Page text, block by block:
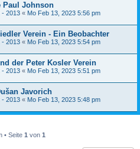
Paul Johnson
- 2013 « Mo Feb 13, 2023 5:56 pm
Verein - Ein Beobachter
- 2013 « Mo Feb 13, 2023 5:54 pm
der Peter Kosler Verein
- 2013 « Mo Feb 13, 2023 5:51 pm
Javorich
- 2013 « Mo Feb 13, 2023 5:48 pm
• Seite 1 von 1